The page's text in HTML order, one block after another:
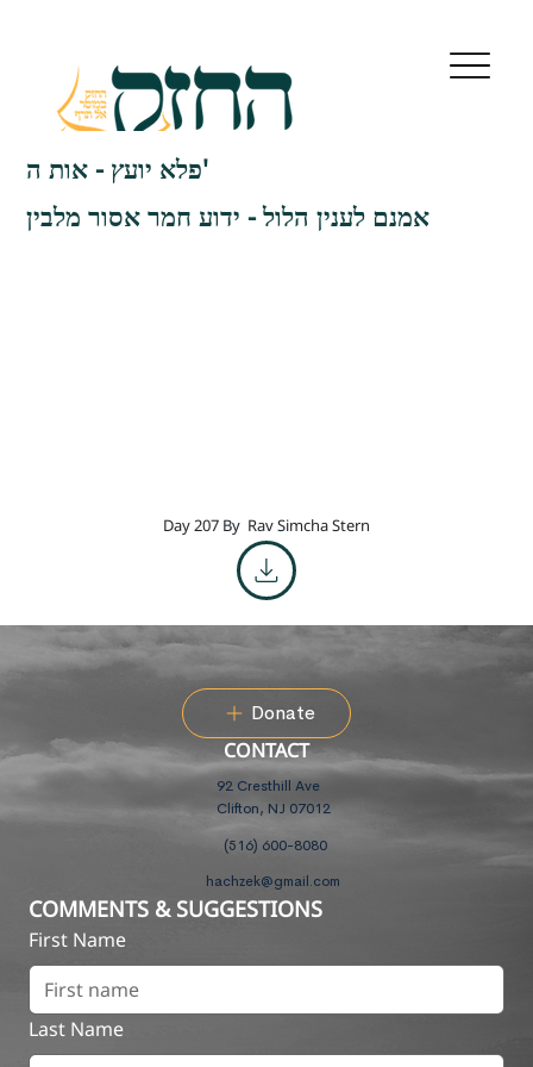
פלא יועץ - אות ה'
אמנם לענין הלול - ידוע חמר אסור מלבין
Day 207 By Rav Simcha Stern
Donate
CONTACT
92 Cresthill Ave
Clifton, NJ 07012
(516) 600-8080
hachzek@gmail.com
COMMENTS & SUGGESTIONS
First Name
Last Name